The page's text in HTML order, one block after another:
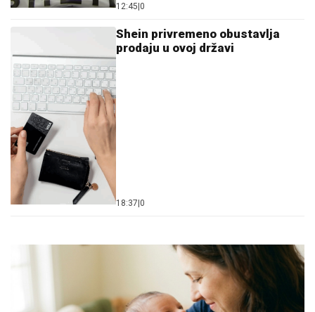
12:45 0
Shein privremeno obustavlja
prodaju u ovoj državi
18:37 0